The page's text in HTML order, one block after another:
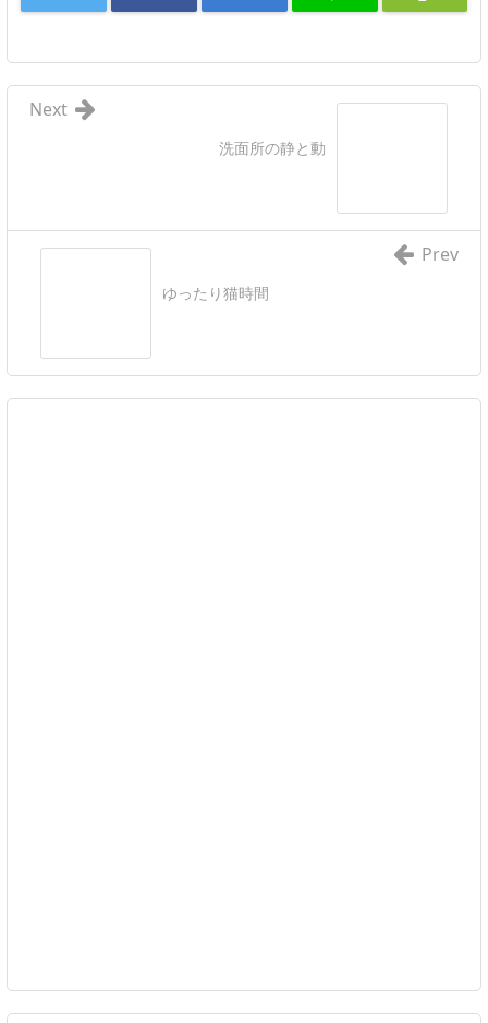
洗面所の静と動
Next
ゆったり猫時間
Prev